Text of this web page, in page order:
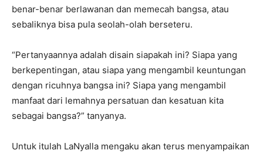
benar-benar berlawanan dan memecah bangsa, atau
sebaliknya bisa pula seolah-olah berseteru.
“Pertanyaannya adalah disain siapakah ini? Siapa yang
berkepentingan, atau siapa yang mengambil keuntungan
dengan ricuhnya bangsa ini? Siapa yang mengambil
manfaat dari lemahnya persatuan dan kesatuan kita
sebagai bangsa?” tanyanya.
Untuk itulah LaNyalla mengaku akan terus menyampaikan